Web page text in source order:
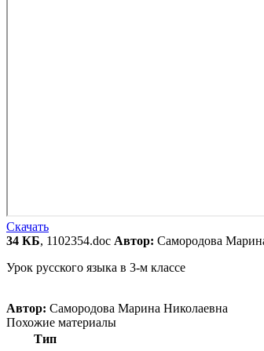
Скачать
34 КБ, 1102354.doc Автор: Самородова
Урок русского языка в 3-м классе
Автор: Самородова Марина Николаевна
Похожие материалы
Тип